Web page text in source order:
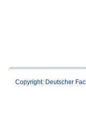
Copyright: Deutscher